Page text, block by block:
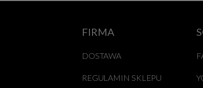
FIRMA
DOSTAWA
REGULAMIN SKLEPU